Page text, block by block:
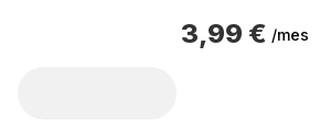
3,99 € /mes